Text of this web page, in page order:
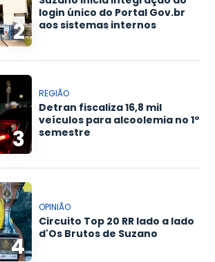
2
login único do Portal Gov.br
aos sistemas internos
3
REGIÃO
Detran fiscaliza 16,8 mil
veículos para alcoolemia no 1º
semestre
4
OPINIÃO
Circuito Top 20 RR lado a lado
d'Os Brutos de Suzano